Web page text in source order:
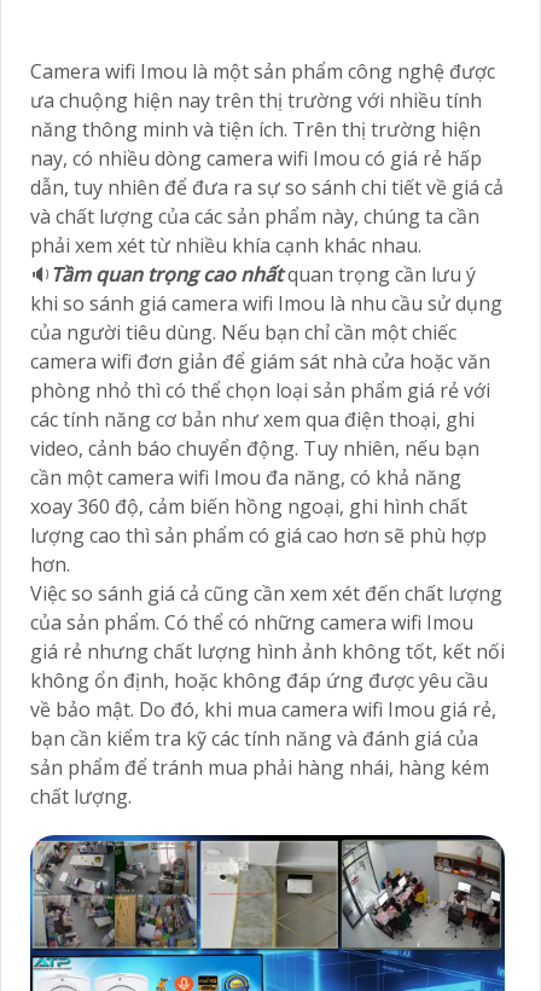
Camera wifi Imou là một sản phẩm công nghệ được
ưa chuộng hiện nay trên thị trường với nhiều tính
năng thông minh và tiện ích. Trên thị trường hiện
nay, có nhiều dòng camera wifi Imou có giá rẻ hấp
dẫn, tuy nhiên để đưa ra sự so sánh chi tiết về giá cả
và chất lượng của các sản phẩm này, chúng ta cần
phải xem xét từ nhiều khía cạnh khác nhau.
🔉Tầm quan trọng cao nhấtquan trọng cần lưu ý
khi so sánh giá camera wifi Imou là nhu cầu sử dụng
của người tiêu dùng. Nếu bạn chỉ cần một chiếc
camera wifi đơn giản để giám sát nhà cửa hoặc văn
phòng nhỏ thì có thể chọn loại sản phẩm giá rẻ với
các tính năng cơ bản như xem qua điện thoại, ghi
video, cảnh báo chuyển động. Tuy nhiên, nếu bạn
cần một camera wifi Imou đa năng, có khả năng
xoay 360 độ, cảm biến hồng ngoại, ghi hình chất
lượng cao thì sản phẩm có giá cao hơn sẽ phù hợp
hơn.
Việc so sánh giá cả cũng cần xem xét đến chất lượng
của sản phẩm. Có thể có những camera wifi Imou
giá rẻ nhưng chất lượng hình ảnh không tốt, kết nối
không ổn định, hoặc không đáp ứng được yêu cầu
về bảo mật. Do đó, khi mua camera wifi Imou giá rẻ,
bạn cần kiểm tra kỹ các tính năng và đánh giá của
sản phẩm để tránh mua phải hàng nhái, hàng kém
chất lượng.